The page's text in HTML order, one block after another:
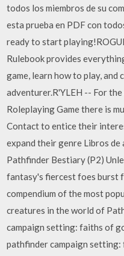
todos los miembros de su
esta prueba en PDF con
ready to start
Rulebook provides
game, learn how to play, and
adventurer.R'YLEH -- For
Roleplaying Game there is
Contact to entice their
expand their genre Libros
Pathfinder Bestiary (P2)
fantasy's fiercest foes burst
compendium of the most
creatures in the world of
campaign setting: faiths of
pathfinder campaign